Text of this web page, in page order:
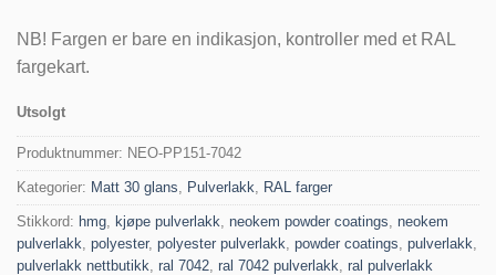
NB! Fargen er bare en indikasjon, kontroller med et RAL
fargekart.
Utsolgt
Produktnummer: NEO-PP151-7042
Kategorier: Matt 30 glans Pulverlakk RAL farger
Stikkord: hmg kjøpe pulverlakk neokem powder coatings neokem
pulverlakk polyester, polyester pulverlakk powder coatings pulverlakk
pulverlakk nettbutikk ral 7042 ral 7042 pulverlakk ral pulverlakk